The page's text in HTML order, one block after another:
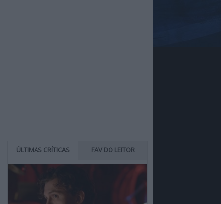
ÚLTIMAS CRÍTICAS FAV DO LEITOR